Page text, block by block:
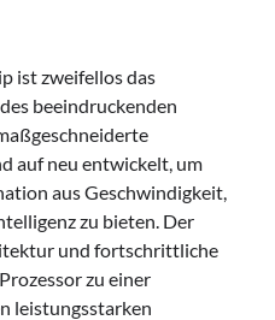
ist zweifellos das
beeindruckenden
auf neu entwickelt, um
aus Geschwindigkeit,
zu bieten. Der
und fortschrittliche
zu einer
leistungsstarken